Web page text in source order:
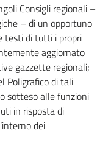
Consigli regionali –
– di un opportuno
testi di tutti i propri
aggiornato
gazzette regionali;
Poligrafico di tali
sotteso alle funzioni
in risposta di
dei